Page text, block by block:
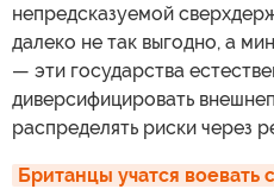
непредсказуемой
далеко не так выгодно, а
— эти государства
диверсифицировать
распределять риски через
Британцы учатся воевать